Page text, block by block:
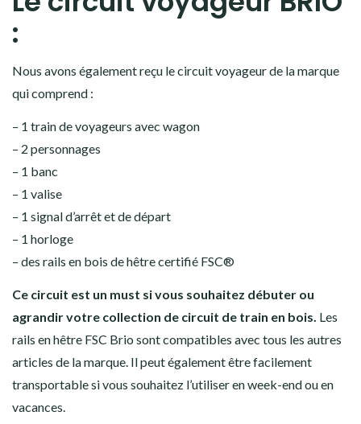
:
Nous avons également reçu le circuit voyageur de la marque
qui comprend :
– 1 train de voyageurs avec wagon
– 2 personnages
– 1 banc
– 1 valise
– 1 signal d’arrêt et de départ
– 1 horloge
– des rails en bois de hêtre certifié FSC®
Ce circuit est un must si vous souhaitez débuter ou
agrandir votre collection de circuit de train en bois. Les
rails en hêtre FSC Brio sont compatibles avec tous les autres
articles de la marque. Il peut également être facilement
transportable si vous souhaitez l’utiliser en week-end ou en
vacances.